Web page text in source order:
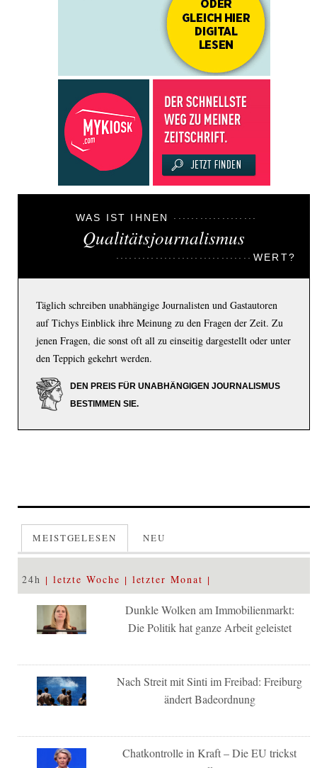
WAS IST IHNEN
Qualitätsjournalismus
WERT?
Täglich schreiben unabhängige Journalisten und Gastautoren
auf Tichys Einblick ihre Meinung zu den Fragen der Zeit. Zu
jenen Fragen, die sonst oft all zu einseitig dargestellt oder unter
den Teppich gekehrt werden.
DEN PREIS FÜR UNABHÄNGIGEN JOURNALISMUS
BESTIMMEN SIE.
MEISTGELESEN NEU
24h letzte Woche letzter Monat
Dunkle Wolken am Immobilienmarkt:
Die Politik hat ganze Arbeit geleistet
Nach Streit mit Sinti im Freibad: Freiburg
ändert Badeordnung
Chatkontrolle in Kraft – Die EU trickst